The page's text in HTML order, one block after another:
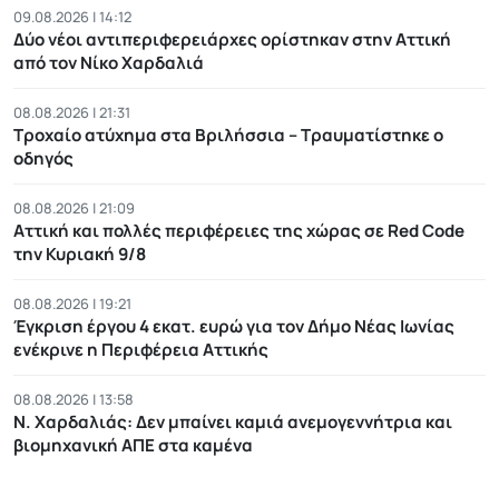
09.08.2026 | 14:12
Δύο νέοι αντιπεριφερειάρχες ορίστηκαν στην Αττική
από τον Νίκο Χαρδαλιά
08.08.2026 | 21:31
Τροχαίο ατύχημα στα Βριλήσσια – Τραυματίστηκε ο
οδηγός
08.08.2026 | 21:09
Αττική και πολλές περιφέρειες της χώρας σε Red Code
την Κυριακή 9/8
08.08.2026 | 19:21
Έγκριση έργου 4 εκατ. ευρώ για τον Δήμο Νέας Ιωνίας
ενέκρινε η Περιφέρεια Αττικής
08.08.2026 | 13:58
Ν. Χαρδαλιάς: Δεν μπαίνει καμιά ανεμογεννήτρια και
βιομηχανική ΑΠΕ στα καμένα